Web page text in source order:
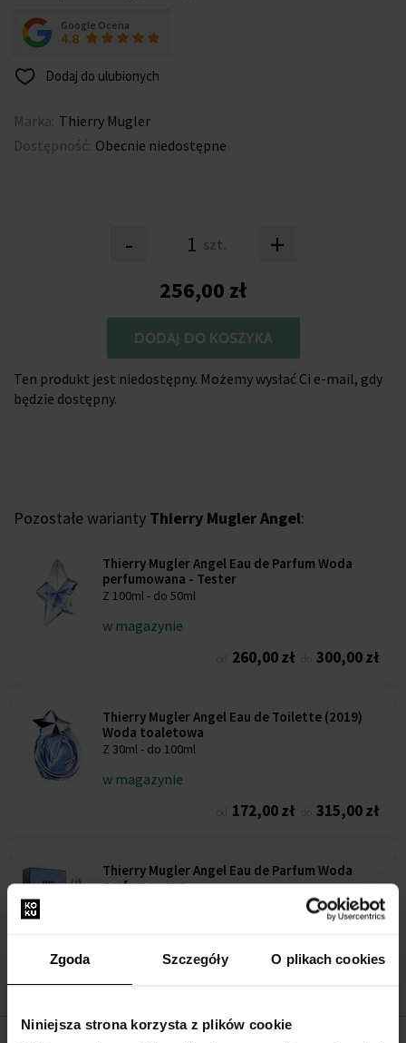
Zgoda Szczegóły O plikach cookies
Niniejsza strona korzysta z plików cookie
Google Ocena
4.8
Dodaj do ulubionych
Marka: Thierry Mugler
Dostępność: Obecnie niedostępne
- szt. +
256,00 zł
DODAJ DO KOSZYKA
Ten produkt jest niedostępny. Możemy wysłać Ci e-mail, gdy
będzie dostępny.
Pozostałe warianty Thierry Mugler Angel:
Thierry Mugler Angel Eau de Parfum Woda
perfumowana - Tester
Z 100ml - do 50ml
w magazynie
260,00 zł 300,00 zł
Thierry Mugler Angel Eau de Toilette (2019)
Woda toaletowa
Z 30ml - do 100ml
w magazynie
172,00 zł 315,00 zł
Thierry Mugler Angel Eau de Parfum Woda
perfumowana
od 177,00 zł do370,00 zł